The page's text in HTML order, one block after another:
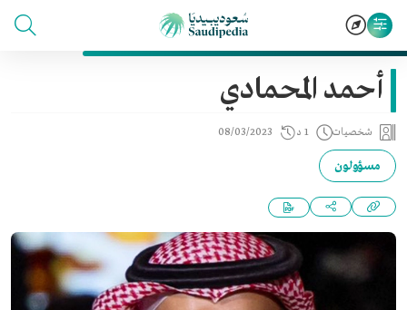
أحمد المحمادي
شخصيات 1 د 08/03/2023
مسؤولون